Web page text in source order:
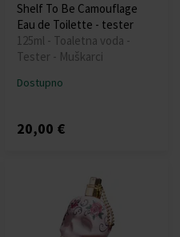
Shelf To Be Camouflage
Eau de Toilette - tester
125ml - Toaletna voda -
Tester - Muškarci
Dostupno
20,00 €